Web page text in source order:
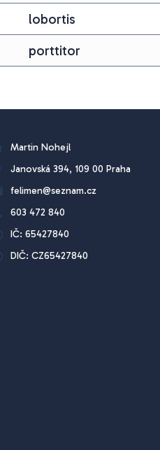
lobortis
porttitor
Martin Nohejl
Janovská 394, 109 00 Praha
felimen@seznam.cz
603 472 840
IČ: 65427840
DIČ: CZ65427840